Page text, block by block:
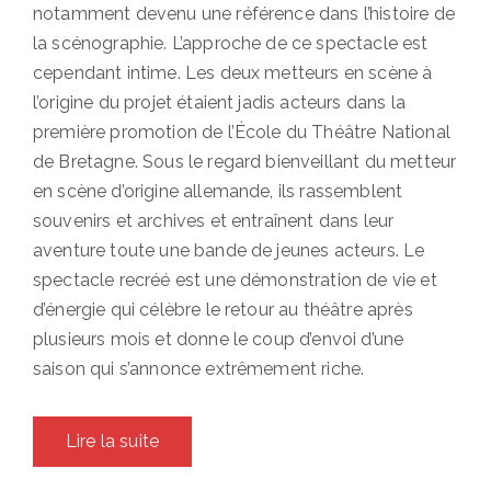
notamment devenu une référence dans l’histoire de
la scénographie. L’approche de ce spectacle est
cependant intime. Les deux metteurs en scène à
l’origine du projet étaient jadis acteurs dans la
première promotion de l’École du Théâtre National
de Bretagne. Sous le regard bienveillant du metteur
en scène d’origine allemande, ils rassemblent
souvenirs et archives et entraînent dans leur
aventure toute une bande de jeunes acteurs. Le
spectacle recréé est une démonstration de vie et
d’énergie qui célèbre le retour au théâtre après
plusieurs mois et donne le coup d’envoi d’une
saison qui s’annonce extrêmement riche.
Lire la suite